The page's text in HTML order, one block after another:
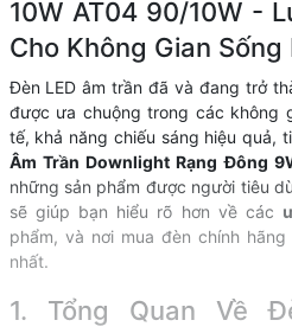
10W AT04 90/10W -
Cho Không Gian Sống
Đèn LED âm trần đã và đang trở
được ưa chuộng trong các không
tế, khả năng chiếu sáng hiệu quả,
Âm Trần Downlight Rạng Đông
những sản phẩm được người tiêu
sẽ giúp bạn hiểu rõ hơn về các
phẩm, và nơi mua đèn chính hãng
nhất.
1. Tổng Quan Về